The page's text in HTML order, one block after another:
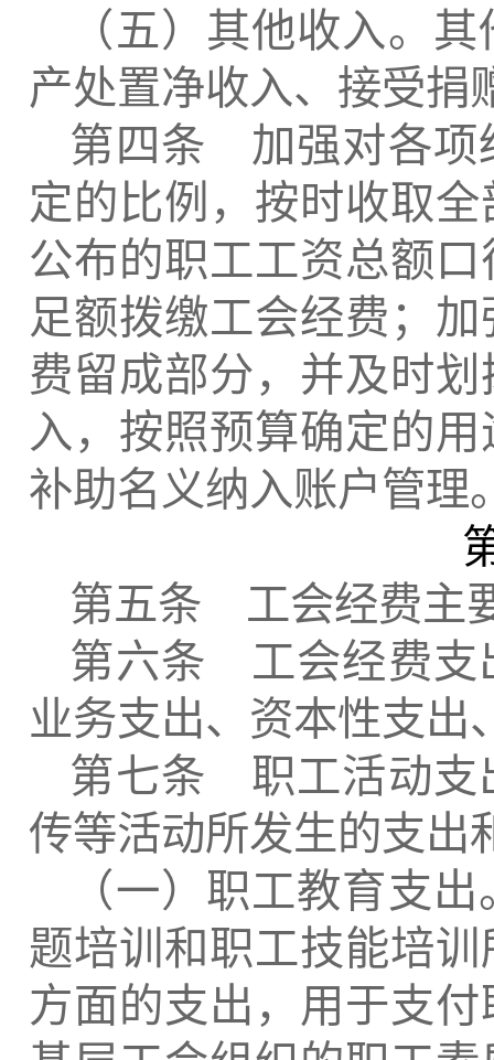
（五）其他收入。
产处置净收入、接受捐
第四条 加强对各项
定的比例，按时收取
公布的职工工资总额
足额拨缴工会经费；
费留成部分，并及时
入，按照预算确定的
补助名义纳入账户管理
第五条 工会经费主
第六条 工会经费支
业务支出、资本性支出
第七条 职工活动支
传等活动所发生的支出
（一）职工教育支
题培训和职工技能培
方面的支出，用于支